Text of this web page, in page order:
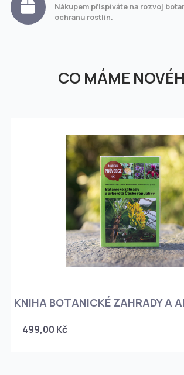
Nákupem přispíváte na rozvoj
ochranu rostlin.
CO MÁME
KNIHA BOTANICKÉ ZAHRADY A
499,00 Kč